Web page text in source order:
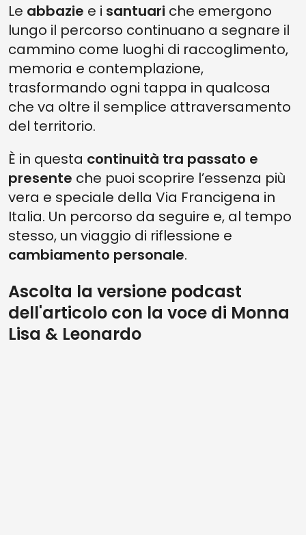
Le abbazie e i santuari che emergono
lungo il percorso continuano a segnare il
cammino come luoghi di raccoglimento,
memoria e contemplazione,
trasformando ogni tappa in qualcosa
che va oltre il semplice attraversamento
del territorio.
È in questa continuità tra passato e
presente che puoi scoprire l’essenza più
vera e speciale della Via Francigena in
Italia. Un percorso da seguire e, al tempo
stesso, un viaggio di riflessione e
cambiamento personale.
Ascolta la versione podcast
dell'articolo con la voce di Monna
Lisa & Leonardo